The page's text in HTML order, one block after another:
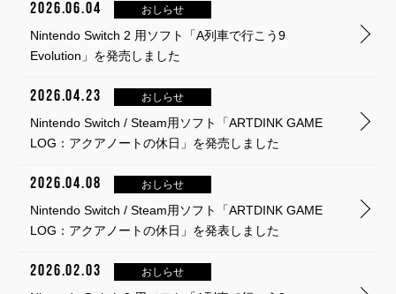
2026.06.04 おしらせ
Nintendo Switch 2 用ソフト「A列車で行こう9
Evolution」を発売しました
2026.04.23 おしらせ
Nintendo Switch / Steam用ソフト「ARTDINK GAME
LOG：アクアノートの休日」を発売しました
2026.04.08 おしらせ
Nintendo Switch / Steam用ソフト「ARTDINK GAME
LOG：アクアノートの休日」を発表しました
2026.02.03 おしらせ